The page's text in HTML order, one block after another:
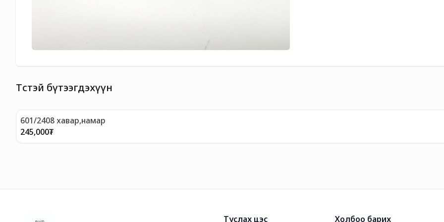
Төстэй бүтээгдэхүүн
601/2408 хавар,намар
245,000₮
Туслах цэс Холбоо барих